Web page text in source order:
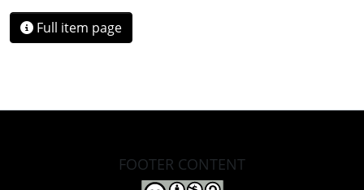
Full item page
FOOTER CONTENT